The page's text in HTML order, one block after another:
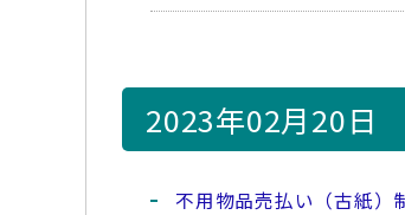
2023年02月20日
不用物品売払い（古紙）